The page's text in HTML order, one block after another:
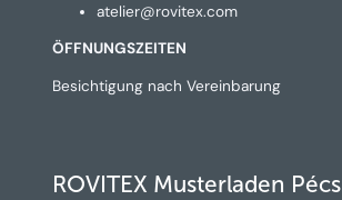
atelier@rovitex.com
ÖFFNUNGSZEITEN
Besichtigung nach Vereinbarung
ROVITEX Musterladen Pécs